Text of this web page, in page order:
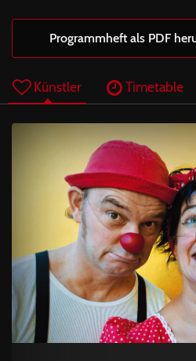
Programmheft als PDF
Künstler Timetable